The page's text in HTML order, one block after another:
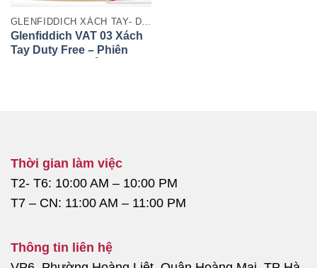
GLENFIDDICH XÁCH TAY- DUTY FREE
Glenfiddich VAT 03 Xách
Tay Duty Free – Phiên
Thời gian làm việc
T2- T6: 10:00 AM – 10:00 PM
T7 – CN: 11:00 AM – 11:00 PM
Thông tin liên hệ